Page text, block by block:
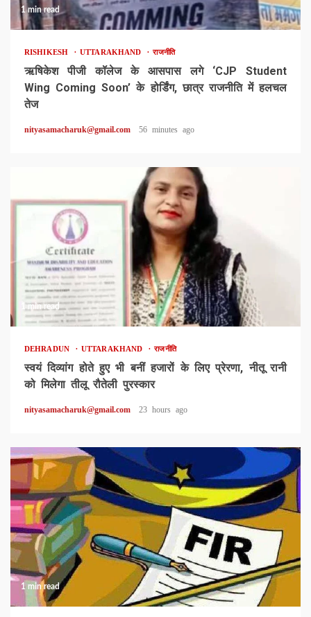
1 min read
RISHIKESH UTTARAKHAND राजनीति
ऋषिकेश पीजी कॉलेज के आसपास लगे ‘CJP Student
Wing Coming Soon’ के होर्डिंग, छात्र राजनीति में हलचल
तेज
nityasamacharuk@gmail.com 56 minutes ago
1 min read
DEHRADUN UTTARAKHAND राजनीति
स्वयं दिव्यांग होते हुए भी बनीं हजारों के लिए प्रेरणा, नीतू रानी
को मिलेगा तीलू रौतेली पुरस्कार
nityasamacharuk@gmail.com 23 hours ago
1 min read